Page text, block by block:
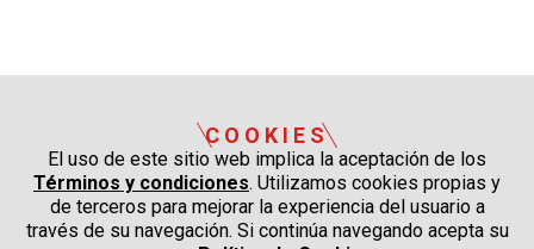
COOKIES
El uso de este sitio web implica la aceptación de los
Términos y condiciones. Utilizamos cookies propias y
de terceros para mejorar la experiencia del usuario a
través de su navegación. Si continúa navegando acepta su